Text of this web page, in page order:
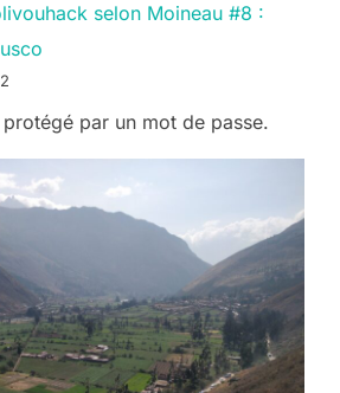
selon Moineau #8 :
par un mot de passe.